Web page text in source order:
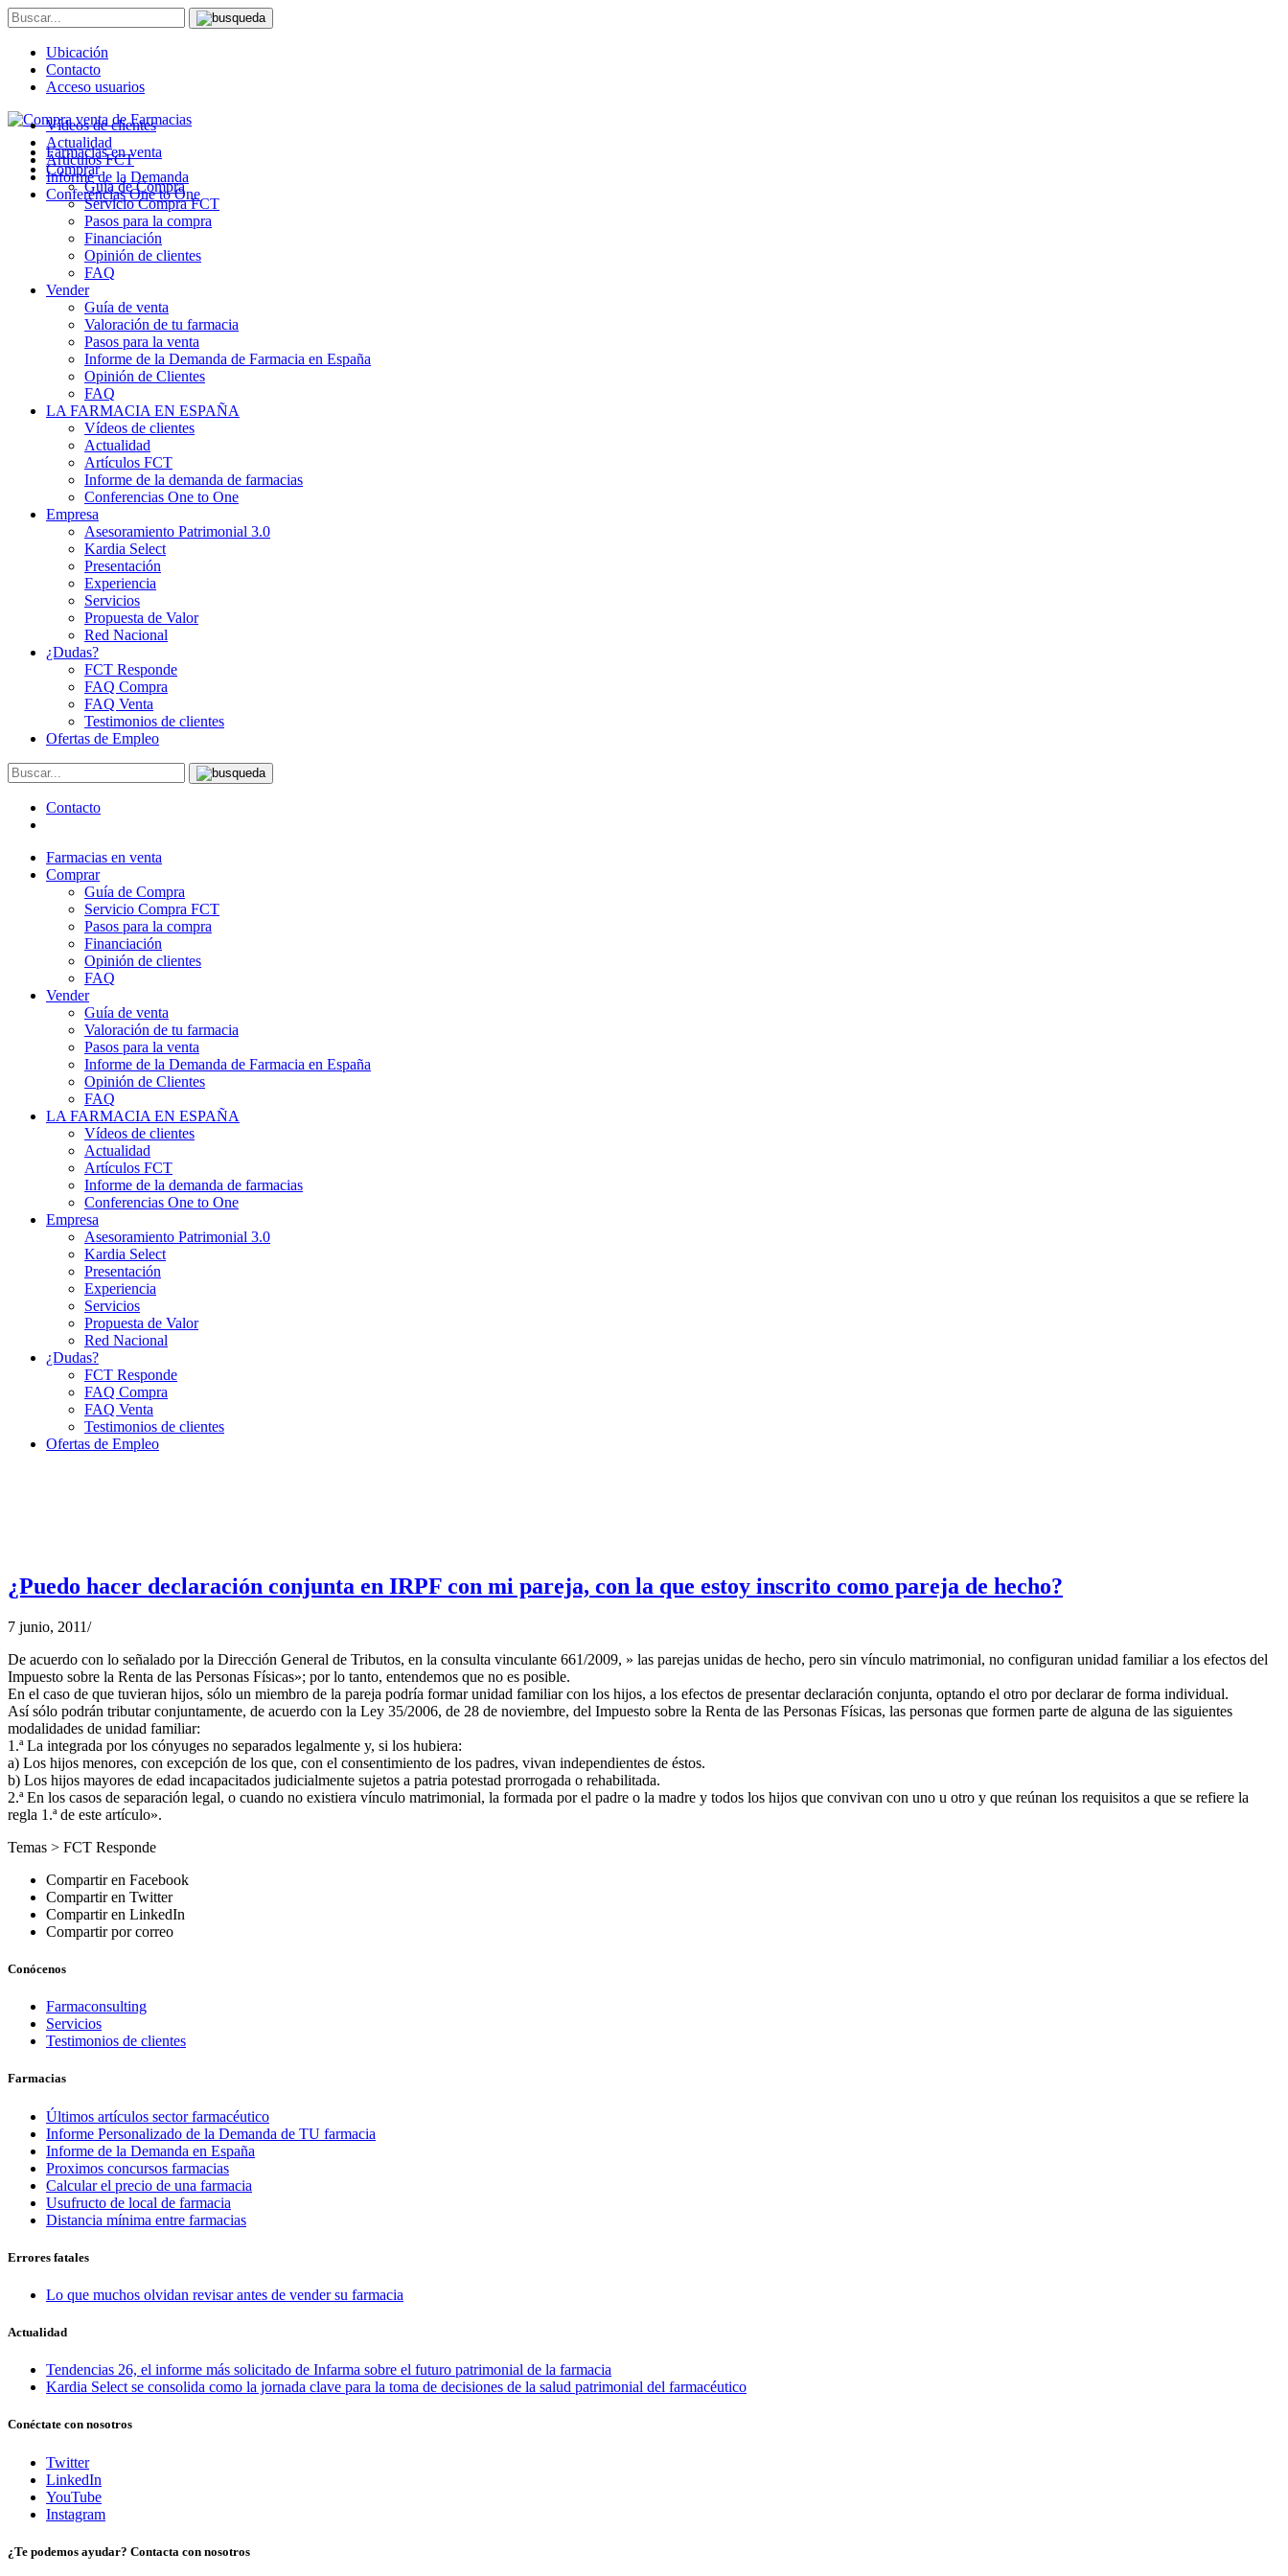
Ubicación
Contacto
Acceso usuarios
Farmacias en venta
Comprar
Guía de Compra
Servicio Compra FCT
Pasos para la compra
Financiación
Opinión de clientes
FAQ
Vender
Guía de venta
Valoración de tu farmacia
Pasos para la venta
Informe de la Demanda de Farmacia en España
Opinión de Clientes
FAQ
LA FARMACIA EN ESPAÑA
Vídeos de clientes
Actualidad
Artículos FCT
Informe de la demanda de farmacias
Conferencias One to One
Empresa
Asesoramiento Patrimonial 3.0
Kardia Select
Presentación
Experiencia
Servicios
Propuesta de Valor
Red Nacional
¿Dudas?
FCT Responde
FAQ Compra
FAQ Venta
Testimonios de clientes
Ofertas de Empleo
Contacto
Farmacias en venta
Comprar
Guía de Compra
Servicio Compra FCT
Pasos para la compra
Financiación
Opinión de clientes
FAQ
Vender
Guía de venta
Valoración de tu farmacia
Pasos para la venta
Informe de la Demanda de Farmacia en España
Opinión de Clientes
FAQ
LA FARMACIA EN ESPAÑA
Vídeos de clientes
Actualidad
Artículos FCT
Informe de la demanda de farmacias
Conferencias One to One
Empresa
Asesoramiento Patrimonial 3.0
Kardia Select
Presentación
Experiencia
Servicios
Propuesta de Valor
Red Nacional
¿Dudas?
FCT Responde
FAQ Compra
FAQ Venta
Testimonios de clientes
Ofertas de Empleo
Vídeos de clientes
Actualidad
Artículos FCT
Informe de la Demanda
Conferencias One to One
¿Puedo hacer declaración conjunta en IRPF con mi pareja, con la que estoy inscrito como pareja de hecho?
7 junio, 2011/
De acuerdo con lo señalado por la Dirección General de Tributos, en la consulta vinculante 661/2009, » las parejas unidas de hecho, pero sin vínculo matrimonial, no configuran unidad familiar a los efectos del
Impuesto sobre la Renta de las Personas Físicas»; por lo tanto, entendemos que no es posible.
En el caso de que tuvieran hijos, sólo un miembro de la pareja podría formar unidad familiar con los hijos, a los efectos de presentar declaración conjunta, optando el otro por declarar de forma individual.
Así sólo podrán tributar conjuntamente, de acuerdo con la Ley 35/2006, de 28 de noviembre, del Impuesto sobre la Renta de las Personas Físicas, las personas que formen parte de alguna de las siguientes
modalidades de unidad familiar:
1.ª La integrada por los cónyuges no separados legalmente y, si los hubiera:
a) Los hijos menores, con excepción de los que, con el consentimiento de los padres, vivan independientes de éstos.
b) Los hijos mayores de edad incapacitados judicialmente sujetos a patria potestad prorrogada o rehabilitada.
2.ª En los casos de separación legal, o cuando no existiera vínculo matrimonial, la formada por el padre o la madre y todos los hijos que convivan con uno u otro y que reúnan los requisitos a que se refiere la
regla 1.ª de este artículo».
Temas > FCT Responde
Compartir en Facebook
Compartir en Twitter
Compartir en LinkedIn
Compartir por correo
Conócenos
Farmaconsulting
Servicios
Testimonios de clientes
Farmacias
Últimos artículos sector farmacéutico
Informe Personalizado de la Demanda de TU farmacia
Informe de la Demanda en España
Proximos concursos farmacias
Calcular el precio de una farmacia
Usufructo de local de farmacia
Distancia mínima entre farmacias
Errores fatales
Lo que muchos olvidan revisar antes de vender su farmacia
Actualidad
Tendencias 26, el informe más solicitado de Infarma sobre el futuro patrimonial de la farmacia
Kardia Select se consolida como la jornada clave para la toma de decisiones de la salud patrimonial del farmacéutico
Conéctate con nosotros
Twitter
LinkedIn
YouTube
Instagram
¿Te podemos ayudar? Contacta con nosotros